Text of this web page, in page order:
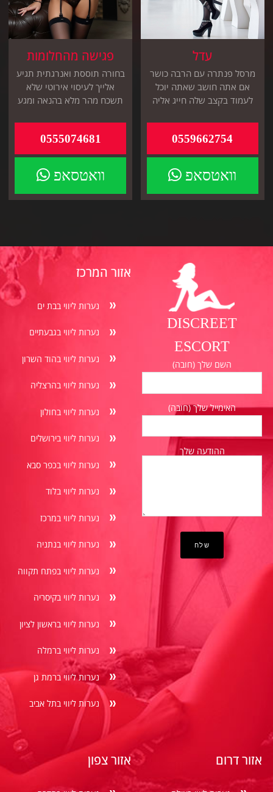
עדל
מרסל פנתרה עם הרבה כושר
אם אתה חושב שאתה יוכל
לעמוד בקצב שלה חייג אליה
0559662754
וואטסאפ
פגישה מהחלומות
בחורה תוססת ואנרגתית תגיע
אלייך לעיסוי אירוטי שלא
תשכח מהר מלא בהנאה ומגע
0555074681
וואטסאפ
DISCREET
ESCORT
השם שלך (חובה)
האימייל שלך (חובה)
ההודעה שלך
אזור המרכז
נערות ליווי בבת ים
נערות ליווי בגבעתיים
נערות ליווי בהוד השרון
נערות ליווי בהרצליה
נערות ליווי בחולון
נערות ליווי בירושלים
נערות ליווי בכפר סבא
נערות ליווי בלוד
נערות ליווי במרכז
נערות ליווי בנתניה
נערות ליווי בפתח תקווה
נערות ליווי בקיסריה
נערות ליווי בראשון לציון
נערות ליווי ברמלה
נערות ליווי ברמת גן
נערות ליווי בתל אביב
אזור דרום אזור צפון